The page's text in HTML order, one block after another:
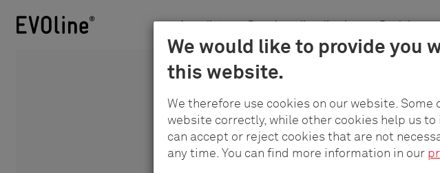
We would like to provide you
this website.
We therefore use cookies on our website.
website correctly, while other cookies help us
can accept or reject cookies that are not
any time. You can find more information in our
Actualités Domaines d'application Produits